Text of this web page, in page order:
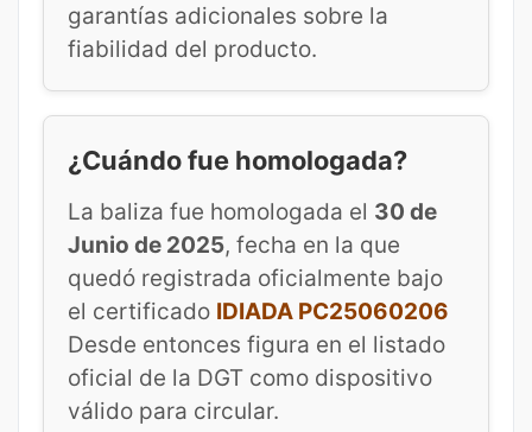
garantías adicionales sobre la
fiabilidad del producto.
¿Cuándo fue homologada?
La baliza fue homologada el 30 de
Junio de 2025, fecha en la que
quedó registrada oficialmente bajo
el certificado IDIADA PC25060206
Desde entonces figura en el listado
oficial de la DGT como dispositivo
válido para circular.